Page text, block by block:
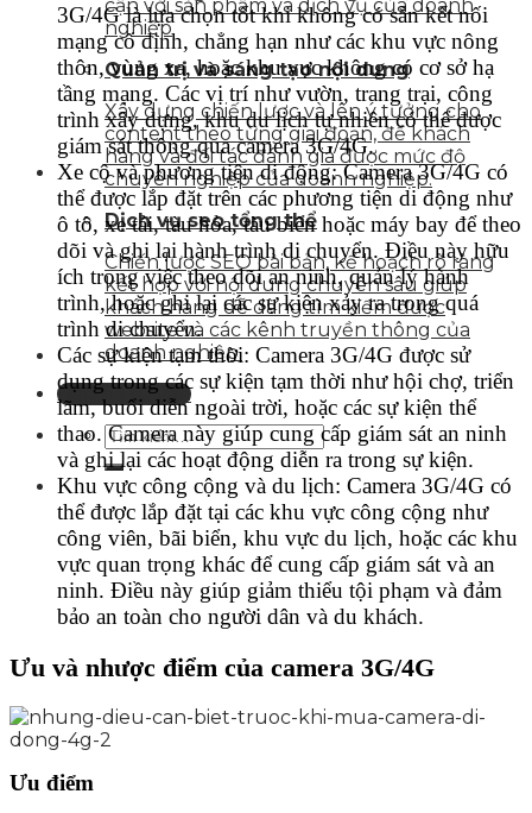
cận với sản phẩm và dịch vụ của doanh
nghiệp
Quản trị và sáng tạo nội dung
Xây dựng chiến lược và lên ý tưởng cho
content theo từng giai đoạn, để khách
hàng và đối tác đánh giá được mức độ
chuyên nghiệp của doanh nghiệp.
Dịch vụ seo tổng thể
Chiến lược SEO bài bản, kế hoạch rõ ràng
kết hợp với nội dung chuyên sâu giúp
khách hàng dễ dàng tìm kiếm được
website và các kênh truyền thông của
doanh nghiệp.
Liên hệ tư vấn
3G/4G là lựa chọn tốt khi không có sẵn kết nối
mạng cố định, chẳng hạn như các khu vực nông
thôn, vùng xa, hoặc khu vực không có cơ sở hạ
tầng mạng. Các vị trí như vườn, trang trại, công
trình xây dựng, khu du lịch tự nhiên có thể được
giám sát thông qua camera 3G/4G.
Xe cộ và phương tiện di động: Camera 3G/4G có
thể được lắp đặt trên các phương tiện di động như
ô tô, xe tải, tàu hỏa, tàu biển hoặc máy bay để theo
dõi và ghi lại hành trình di chuyển. Điều này hữu
ích trong việc theo dõi an ninh, quản lý hành
trình, hoặc ghi lại các sự kiện xảy ra trong quá
trình di chuyển.
Các sự kiện tạm thời: Camera 3G/4G được sử
dụng trong các sự kiện tạm thời như hội chợ, triển
lãm, buổi diễn ngoài trời, hoặc các sự kiện thể
thao. Camera này giúp cung cấp giám sát an ninh
và ghi lại các hoạt động diễn ra trong sự kiện.
Khu vực công cộng và du lịch: Camera 3G/4G có
thể được lắp đặt tại các khu vực công cộng như
công viên, bãi biển, khu vực du lịch, hoặc các khu
vực quan trọng khác để cung cấp giám sát và an
ninh. Điều này giúp giảm thiểu tội phạm và đảm
bảo an toàn cho người dân và du khách.
Ưu và nhược điểm của camera 3G/4G
Ưu điểm